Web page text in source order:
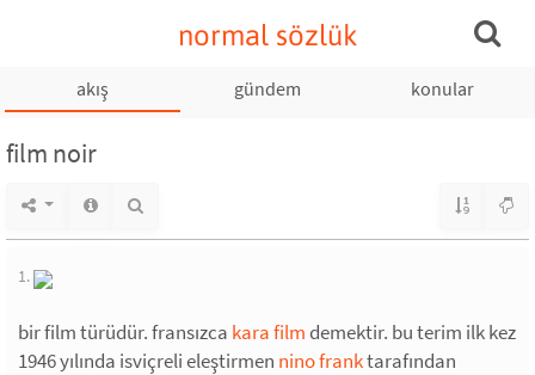
normal sözlük
akış gündem konular
film noir
1.
bir film türüdür. fransızca kara filmdemektir. bu terim ilk kez
1946 yılında isviçreli eleştirmen nino franktarafından